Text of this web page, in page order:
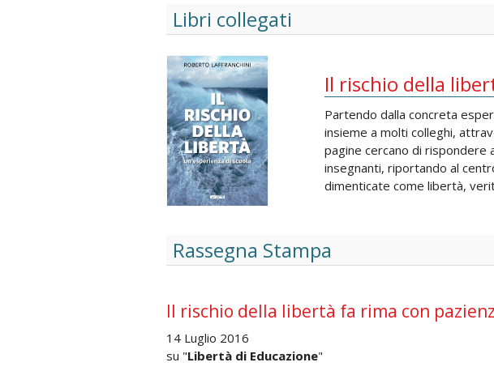
Libri collegati
Il rischio della
Partendo dalla concreta
insieme a molti colleghi,
pagine cercano di rispondere
insegnanti, riportando al
dimenticate come libertà,
Rassegna Stampa
Il rischio della libertà fa rima con
14 Luglio 2016
su "Libertà di Educazione"